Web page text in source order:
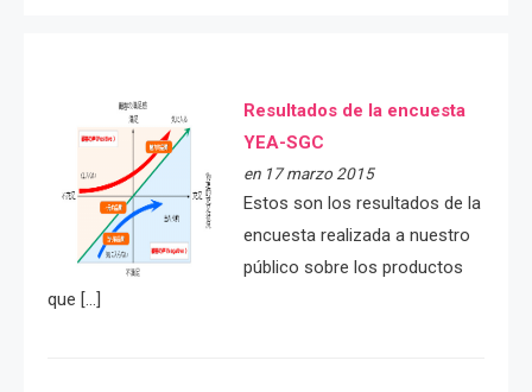
Resultados de la encuesta
YEA-SGC
en 17 marzo 2015
Estos son los resultados de la
encuesta realizada a nuestro
público sobre los productos
que […]